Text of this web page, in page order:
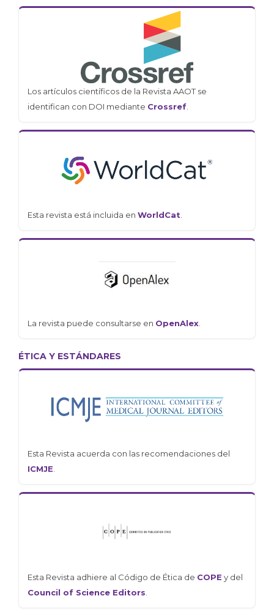
Los artículos científicos de la Revista AAOT se
identifican con DOI mediante Crossref
Esta revista está incluida en WorldCat
La revista puede consultarse en OpenAlex
ÉTICA Y ESTÁNDARES
Esta Revista acuerda con las recomendaciones del
ICMJE
Esta Revista adhiere al Código de Ética de COPE y del
Council of Science Editors